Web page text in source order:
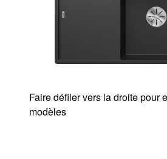
Faire défiler vers la droite pour
modèles